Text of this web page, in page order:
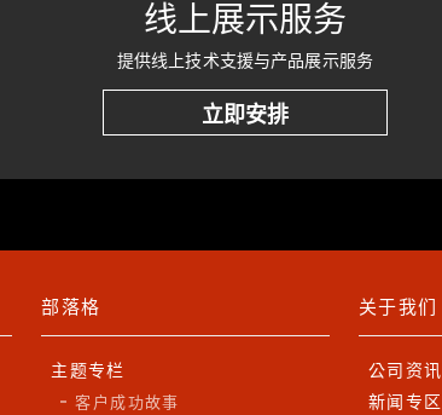
线上展示服务
提供线上技术支援与产品展示服务
立即安排
部落格
主题专栏
客户成功故事
关于我们
公司资讯
新闻专区